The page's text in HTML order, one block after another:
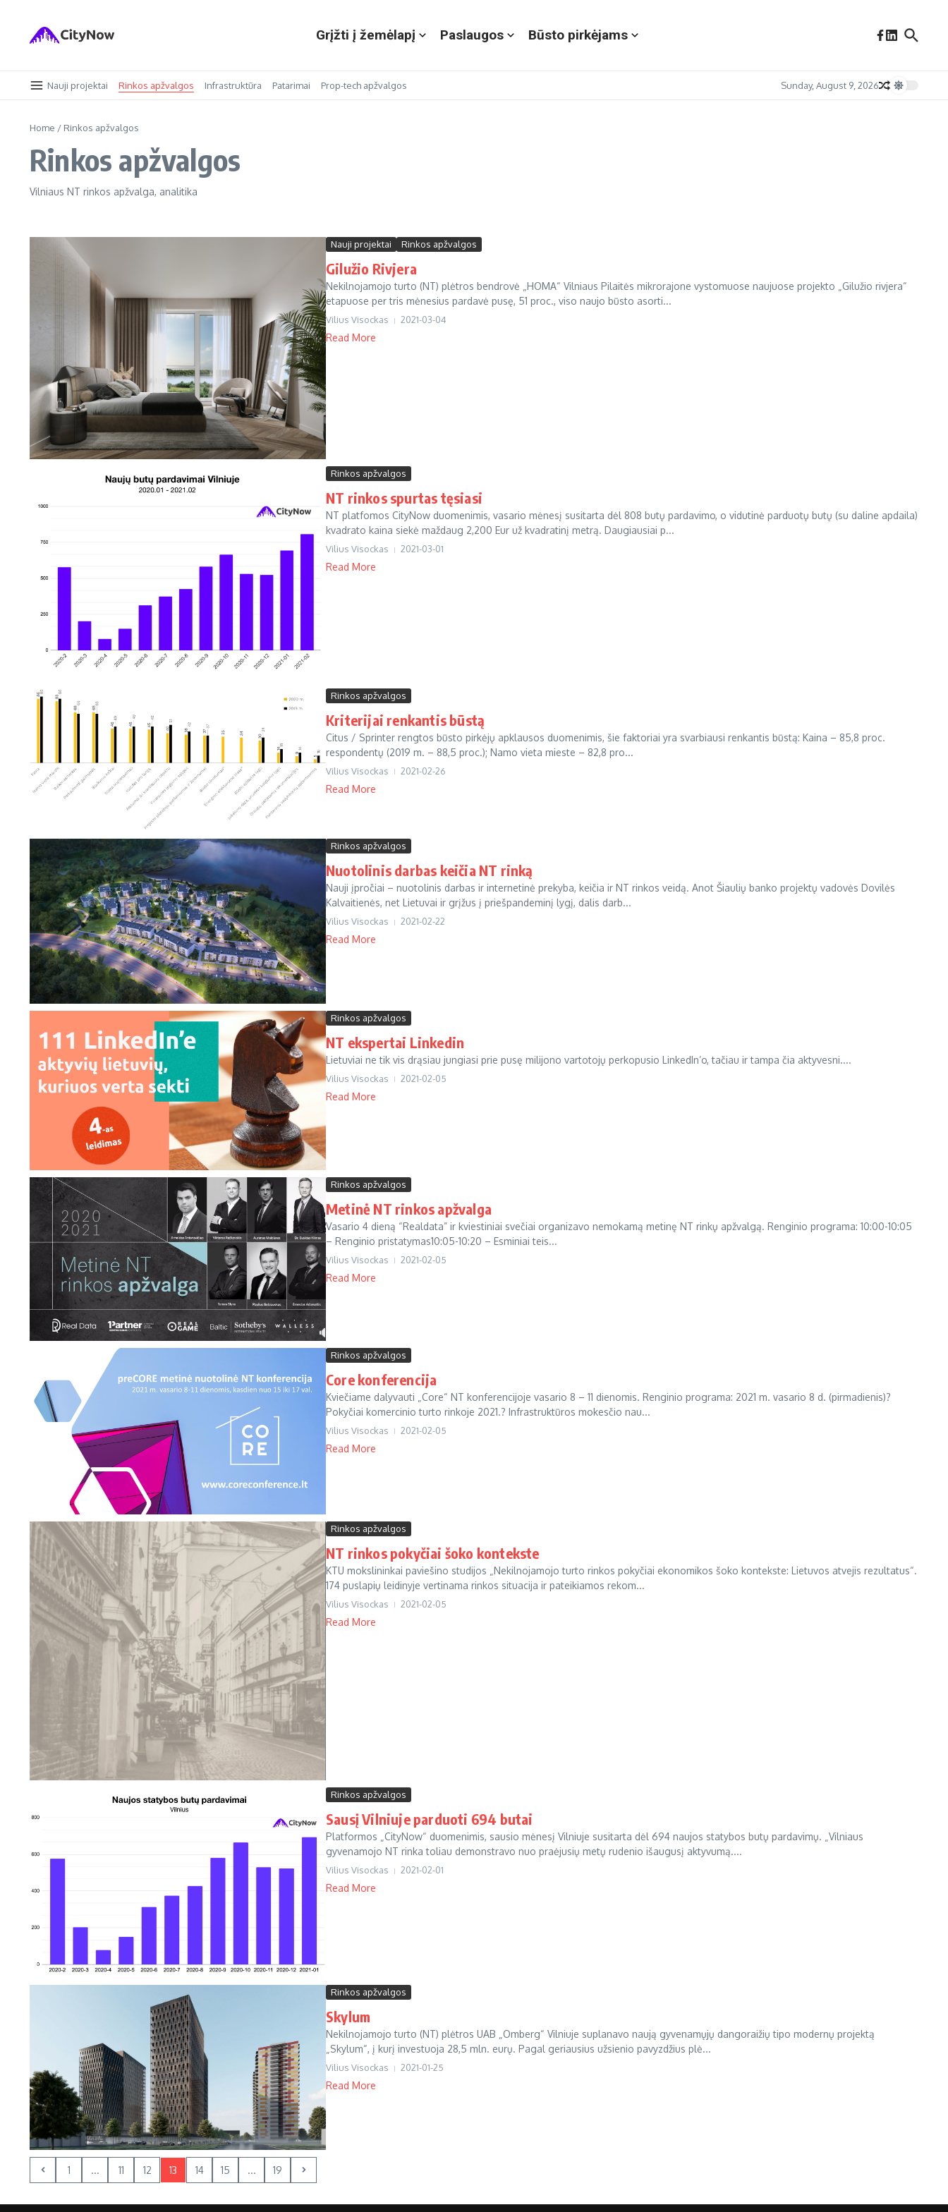
Grįžti į žemėlapį Paslaugos Būsto pirkėjams
Nauji projektai Rinkos apžvalgos Infrastruktūra Patarimai Prop-tech apžvalgos Sunday, August 9, 2026
Home / Rinkos apžvalgos
Rinkos apžvalgos
Vilniaus NT rinkos apžvalga, analitika
Nauji projektai Rinkos apžvalgos
Gilužio Rivjera
Nekilnojamojo turto (NT) plėtros bendrovė „HOMA“ Vilniaus Pilaitės mikrorajone vystomuose naujuose projekto „Gilužio rivjera“
etapuose per tris mėnesius pardavė pusę, 51 proc., viso naujo būsto asorti...
Vilius Visockas 2021-03-04
Read More
Rinkos apžvalgos
NT rinkos spurtas tęsiasi
NT platfomos CityNow duomenimis, vasario mėnesį susitarta dėl 808 butų pardavimo, o vidutinė parduotų butų (su daline apdaila)
kvadrato kaina siekė maždaug 2,200 Eur už kvadratinį metrą. Daugiausiai p...
Vilius Visockas 2021-03-01
Read More
Rinkos apžvalgos
Kriterijai renkantis būstą
Citus / Sprinter rengtos būsto pirkėjų apklausos duomenimis, šie faktoriai yra svarbiausi renkantis būstą: Kaina – 85,8 proc.
respondentų (2019 m. – 88,5 proc.); Namo vieta mieste – 82,8 pro...
Vilius Visockas 2021-02-26
Read More
Rinkos apžvalgos
Nuotolinis darbas keičia NT rinką
Nauji įpročiai – nuotolinis darbas ir internetinė prekyba, keičia ir NT rinkos veidą. Anot Šiaulių banko projektų vadovės Dovilės
Kalvaitienės, net Lietuvai ir grįžus į priešpandeminį lygį, dalis darb...
Vilius Visockas 2021-02-22
Read More
Rinkos apžvalgos
NT ekspertai Linkedin
Lietuviai ne tik vis drąsiau jungiasi prie pusę milijono vartotojų perkopusio LinkedIn’o, tačiau ir tampa čia aktyvesni....
Vilius Visockas 2021-02-05
Read More
Rinkos apžvalgos
Metinė NT rinkos apžvalga
Vasario 4 dieną “Realdata” ir kviestiniai svečiai organizavo nemokamą metinę NT rinkų apžvalgą. Renginio programa: 10:00-10:05
– Renginio pristatymas10:05-10:20 – Esminiai teis...
Vilius Visockas 2021-02-05
Read More
Rinkos apžvalgos
Core konferencija
Kviečiame dalyvauti „Core“ NT konferencijoje vasario 8 – 11 dienomis. Renginio programa: 2021 m. vasario 8 d. (pirmadienis)?
Pokyčiai komercinio turto rinkoje 2021.? Infrastruktūros mokesčio nau...
Vilius Visockas 2021-02-05
Read More
Rinkos apžvalgos
NT rinkos pokyčiai šoko kontekste
KTU mokslininkai paviešino studijos „Nekilnojamojo turto rinkos pokyčiai ekonomikos šoko kontekste: Lietuvos atvejis rezultatus“.
174 puslapių leidinyje vertinama rinkos situacija ir pateikiamos rekom...
Vilius Visockas 2021-02-05
Read More
Rinkos apžvalgos
Sausį Vilniuje parduoti 694 butai
Platformos „CityNow“ duomenimis, sausio mėnesį Vilniuje susitarta dėl 694 naujos statybos butų pardavimų. „Vilniaus
gyvenamojo NT rinka toliau demonstravo nuo praėjusių metų rudenio išaugusį aktyvumą....
Vilius Visockas 2021-02-01
Read More
Rinkos apžvalgos
Skylum
Nekilnojamojo turto (NT) plėtros UAB „Omberg“ Vilniuje suplanavo naują gyvenamųjų dangoraižių tipo modernų projektą
„Skylum“, į kurį investuoja 28,5 mln. eurų. Pagal geriausius užsienio pavyzdžius plė...
Vilius Visockas 2021-01-25
Read More
1 ... 11 12 13 14 15 ... 19